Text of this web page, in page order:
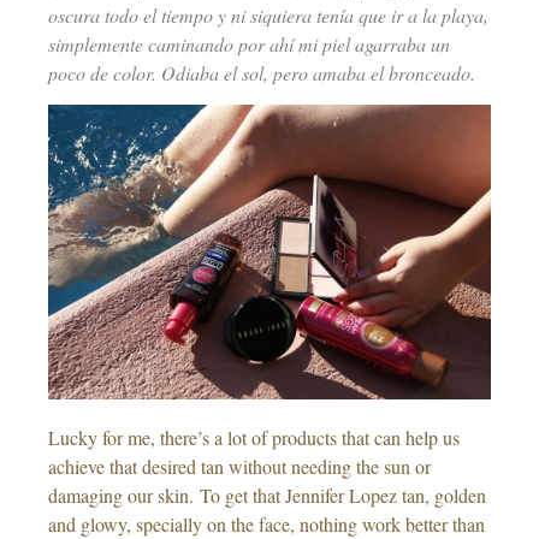
oscura todo el tiempo y ni siquiera tenía que ir a la playa,
simplemente caminando por ahí mi piel agarraba un
poco de color. Odiaba el sol, pero amaba el bronceado.
Lucky for me, there’s a lot of products that can help us
achieve that desired tan without needing the sun or
damaging our skin. To get that Jennifer Lopez tan, golden
and glowy, specially on the face, nothing work better than